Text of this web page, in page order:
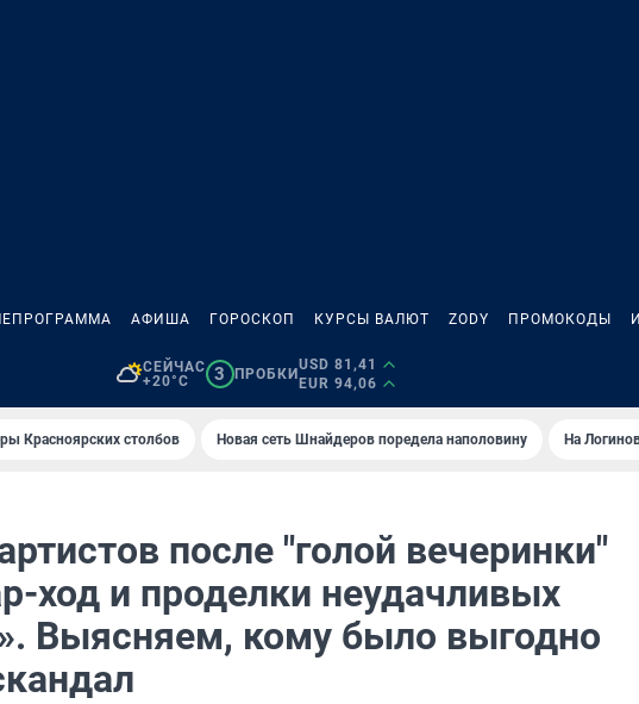
АФИША ГОРОСКОП КУРСЫ ВАЛЮТ ZODY ПРОМОКОДЫ
СЕЙЧАС
+20°C
3 ПРОБКИ
USD 81,41
EUR 94,06
Красноярских столбов Новая сеть Шнайдеров поредела наполовину На
после "голой вечеринки"
ход и проделки неудачливых
Выясняем, кому было выгодно